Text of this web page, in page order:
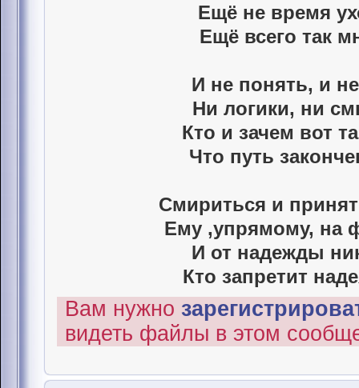
Ещё не время
Ещё всего так
И не понять, и
Ни логики, ни
Кто и зачем вот
Что путь
Смириться и
Ему ,упрямому, на
И от надежды
Кто запретит
Вам нужно
видеть файлы в этом